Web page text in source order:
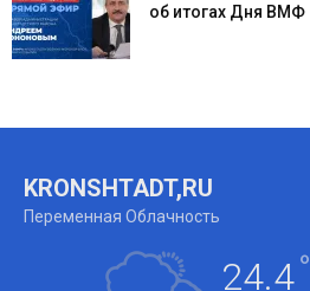
об итогах Дня ВМФ
KRONSHTADT,RU
Переменная Облачность
24.4°